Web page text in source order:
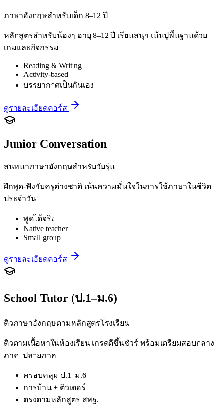
ภาษาอังกฤษสำหรับเด็ก 8–12 ปี
หลักสูตรสำหรับน้องๆ อายุ 8–12 ปี เรียนสนุก เน้นปูพื้นฐานด้วย
เกมและกิจกรรม
Reading & Writing
Activity-based
บรรยากาศเป็นกันเอง
ดูรายละเอียดคอร์ส
Junior Conversation
สนทนาภาษาอังกฤษสำหรับวัยรุ่น
ฝึกพูด-ฟังกับครูต่างชาติ เน้นความมั่นใจในการใช้ภาษาในชีวิต
ประจำวัน
พูดได้จริง
Native teacher
Small group
ดูรายละเอียดคอร์ส
School Tutor (ป.1–ม.6)
ติวภาษาอังกฤษตามหลักสูตรโรงเรียน
ติวตามเนื้อหาในห้องเรียน เกรดดีขึ้นชัวร์ พร้อมเตรียมสอบกลาง
ภาค–ปลายภาค
ครอบคลุม ป.1–ม.6
การบ้าน + ติวเตอร์
ตรงตามหลักสูตร สพฐ.